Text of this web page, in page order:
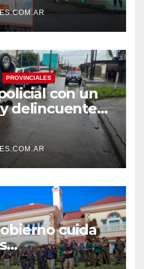
PROVINCIALES
con un
delincuentes
Francisco
cuida
que el